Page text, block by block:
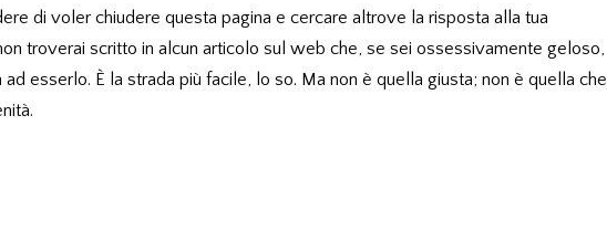
di voler chiudere questa pagina e cercare altrove la risposta alla tua
troverai scritto in alcun articolo sul web che, se sei ossessivamente geloso,
esserlo. È la strada più facile, lo so. Ma non è quella giusta; non è quella che